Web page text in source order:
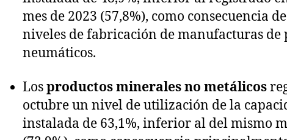
mes de 2023 (57,8%), como consecuencia
niveles de fabricación de manufacturas de
neumáticos.
Losproductos minerales no metálicos
octubre un nivel de utilización de la
instalada de 63,1%, inferior al del mismo